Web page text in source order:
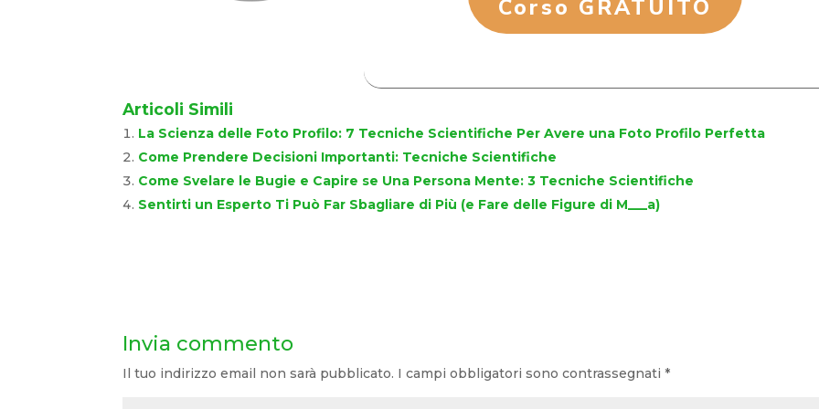
Corso GRATUITO
Articoli Simili
La Scienza delle Foto Profilo: 7 Tecniche Scientifiche Per Avere una Foto Profilo Perfetta
Come Prendere Decisioni Importanti: Tecniche Scientifiche
Come Svelare le Bugie e Capire se Una Persona Mente: 3 Tecniche Scientifiche
Sentirti un Esperto Ti Può Far Sbagliare di Più (e Fare delle Figure di M___a)
Invia commento
Il tuo indirizzo email non sarà pubblicato. I campi obbligatori sono contrassegnati*